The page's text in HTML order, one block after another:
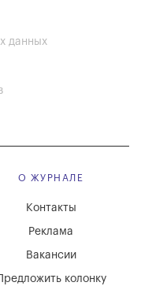
данных
О ЖУРНАЛЕ
Вакансии
Реклама
Контакты
Предложить колонку